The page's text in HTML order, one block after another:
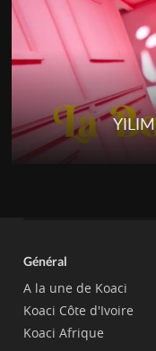
Général
A la une de Koaci
Koaci Côte d'Ivoire
Koaci Afrique